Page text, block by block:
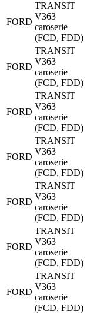
FORD
TRANSIT
V363
caroserie
(FCD, FDD)
FORD
TRANSIT
V363
caroserie
(FCD, FDD)
FORD
TRANSIT
V363
caroserie
(FCD, FDD)
FORD
TRANSIT
V363
caroserie
(FCD, FDD)
FORD
TRANSIT
V363
caroserie
(FCD, FDD)
FORD
TRANSIT
V363
caroserie
(FCD, FDD)
FORD
TRANSIT
V363
caroserie
(FCD, FDD)